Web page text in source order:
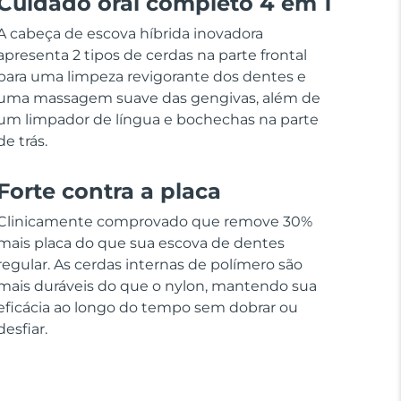
cabeça de escova híbrida inovadora
2 tipos de cerdas na parte frontal
uma limpeza revigorante dos dentes e
massagem suave das gengivas, além de
limpador de língua e bochechas na parte
trás.
contra a placa
comprovado que remove 30%
placa do que sua escova de dentes
As cerdas internas de polímero são
duráveis do que o nylon, mantendo sua
ao longo do tempo sem dobrar ou